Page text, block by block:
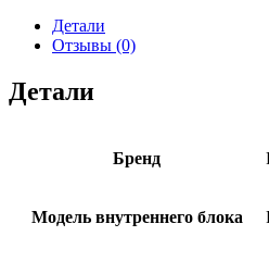
Детали
Отзывы (0)
Детали
Бренд
Модель внутреннего блока